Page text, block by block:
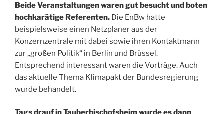
Beide Veranstaltungen waren gut besucht und boten
hochkarätige Referenten. Die EnBw hatte
beispielsweise einen Netzplaner aus der
Konzernzentrale mit dabei sowie ihren Kontaktmann
zur „großen Politik“ in Berlin und Brüssel.
Entsprechend interessant waren die Vorträge. Auch
das aktuelle Thema Klimapakt der Bundesregierung
wurde behandelt.
Tags drauf in Tauberbischofsheim wurde es dann